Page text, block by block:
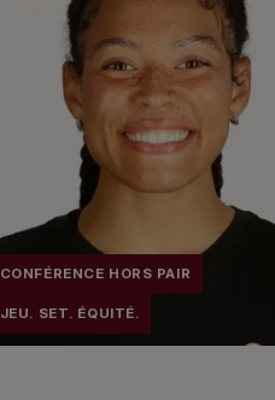
CONFÉRENCE HORS PAIR
JEU. SET. ÉQUITÉ.